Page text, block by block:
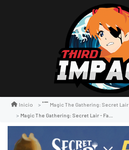
Inicio
Magic The Gathering: Secret Lair
Magic The Gathering: Secret Lair - Fallout: Beyond Vault 33